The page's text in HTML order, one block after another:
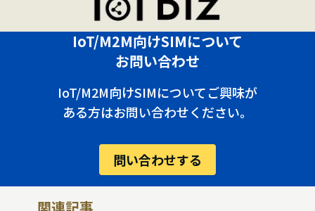
IoT/M2M向けSIMについて
お問い合わせ
IoT/M2M向けSIMについてご興味が
ある方はお問い合わせください。
問い合わせする